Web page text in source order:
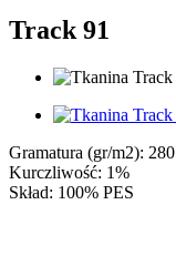
Track 91
Gramatura (gr/m2): 280
Kurczliwość: 1%
Skład: 100% PES